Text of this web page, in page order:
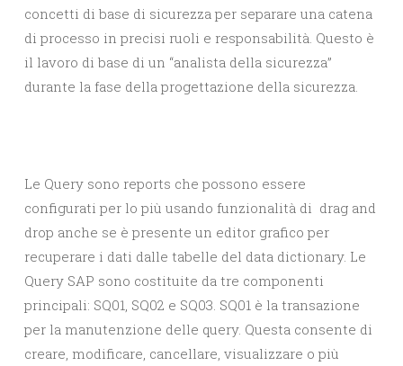
concetti di base di sicurezza per separare una catena
di processo in precisi ruoli e responsabilità. Questo è
il lavoro di base di un “analista della sicurezza”
durante la fase della progettazione della sicurezza.
Le Query sono reports che possono essere
configurati per lo più usando funzionalità di drag and
drop anche se è presente un editor grafico per
recuperare i dati dalle tabelle del data dictionary. Le
Query SAP sono costituite da tre componenti
principali: SQ01, SQ02 e SQ03. SQ01 è la transazione
per la manutenzione delle query. Questa consente di
creare, modificare, cancellare, visualizzare o più